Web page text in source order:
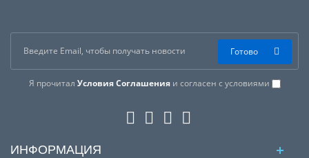
Я прочитал Условия Соглашенияи согласен с условиями
Готово
ИНФОРМАЦИЯ